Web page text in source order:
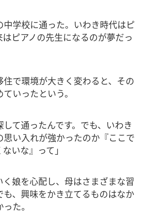
中学校に通った。いわき時代はピ
ピアノの先生になるのが夢だっ
住で環境が大きく変わると、その
いったという。
して通ったんです。でも、いわき
思い入れが強かったのか『ここで
いな』って」
娘を心配し、母はさまざまな習
も、興味をかき立てるものはなか
た。